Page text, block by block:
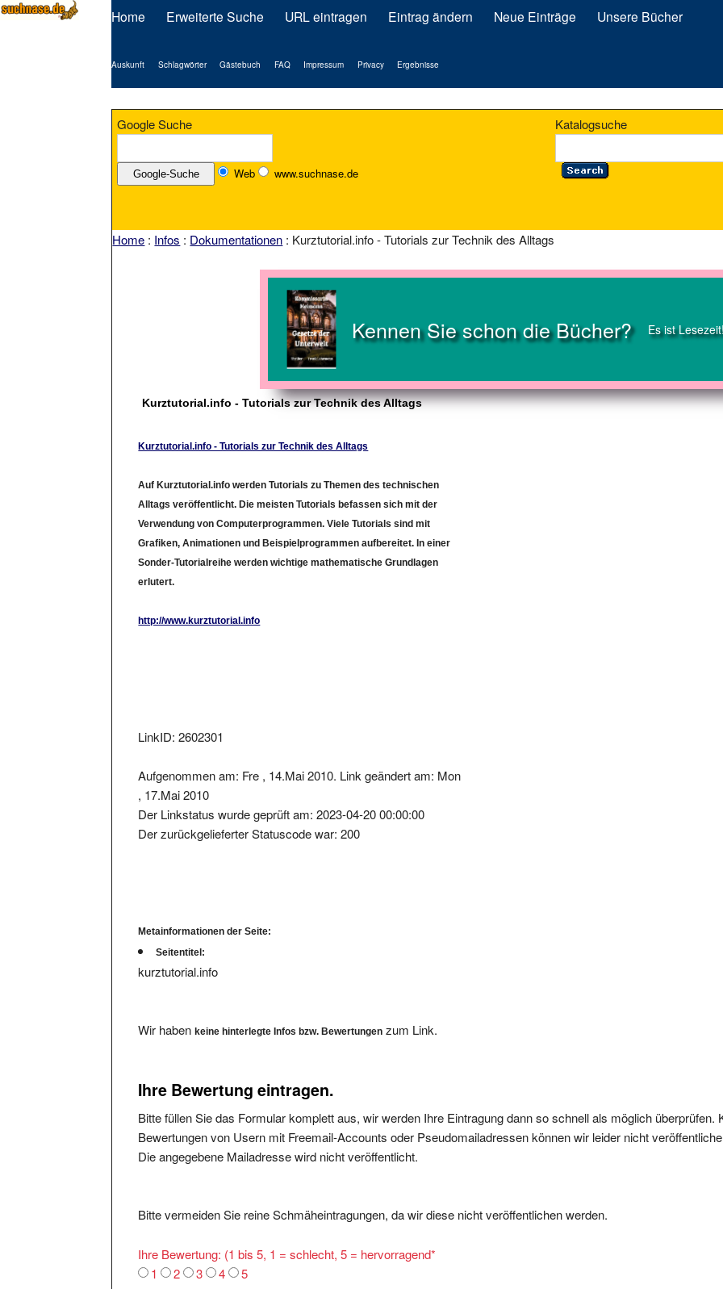
Home Erweiterte Suche URL eintragen Eintrag ändern Neue Einträge Unsere Bücher
Auskunft Schlagwörter Gästebuch FAQ Impressum Privacy Ergebnisse
Google Suche
Web www.suchnase.de
Katalogsuche
Home : Infos : Dokumentationen : Kurztutorial.info - Tutorials zur Technik des Alltags
Kennen Sie schon die Bücher? Es ist
Kurztutorial.info - Tutorials zur Technik des Alltags
Alltags veröffentlicht. Die meisten Tutorials befassen sich mit der
Verwendung von Computerprogrammen. Viele Tutorials sind mit
Grafiken, Animationen und Beispielprogrammen aufbereitet. In einer
Sonder-Tutorialreihe werden wichtige mathematische Grundlagen
erlutert.
, 17.Mai 2010
Der Linkstatus wurde geprüft am: 2023-04-20 00:00:00
Der zurückgelieferter Statuscode war: 200
Seitentitel:
kurztutorial.info
Bitte füllen Sie das Formular komplett aus, wir werden Ihre Eintragung dann so schnell als möglich überprüfen.
Bewertungen von Usern mit Freemail-Accounts oder Pseudomailadressen können wir leider nicht
Die angegebene Mailadresse wird nicht veröffentlicht.
1
2 3 4
5
Was ist Positiv:*